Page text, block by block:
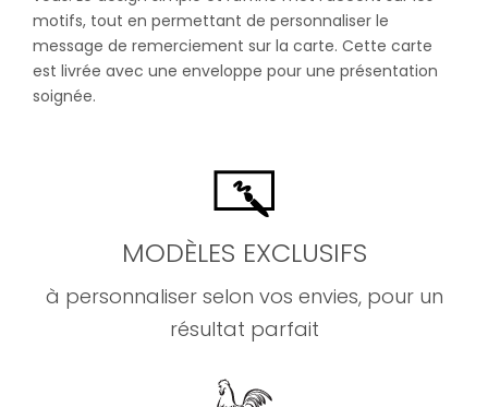
motifs, tout en permettant de personnaliser le
message de remerciement sur la carte. Cette carte
est livrée avec une enveloppe pour une présentation
soignée.
MODÈLES EXCLUSIFS
à personnaliser selon vos envies, pour un
résultat parfait